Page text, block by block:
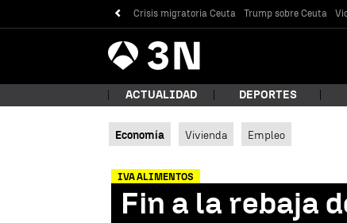
Crisis migratoria Ceuta Trump sobre Ceuta
Antena
3 Noticias
ACTUALIDAD DEPORTES
Economía Vivienda Empleo
IVA ALIMENTOS
Fin a la rebaja